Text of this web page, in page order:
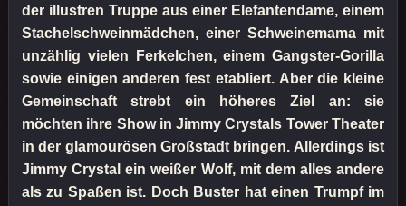
der illustren Truppe aus einer Elefantendame, einem
Stachelschweinmädchen, einer Schweinemama mit
unzählig vielen Ferkelchen, einem Gangster-Gorilla
sowie einigen anderen fest etabliert. Aber die kleine
Gemeinschaft strebt ein höheres Ziel an: sie
möchten ihre Show in Jimmy Crystals Tower Theater
in der glamourösen Großstadt bringen. Allerdings ist
Jimmy Crystal ein weißer Wolf, mit dem alles andere
als zu Spaßen ist. Doch Buster hat einen Trumpf im